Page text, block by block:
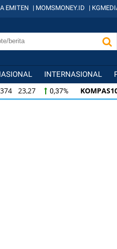
EMITEN | MOMSMONEY.ID |
INTERNASIONAL
23,27 0,37% KOMPAS100
840 4,58 0,55% LQ45